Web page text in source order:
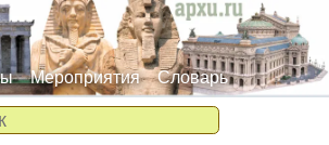
Мероприятия Словарь